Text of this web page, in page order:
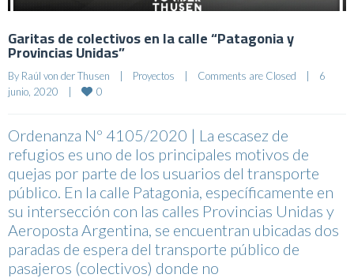
Garitas de colectivos en la calle “Patagonia y
Provincias Unidas”
By Raúl von der Thusen | Proyectos | Comments are Closed |
6
junio, 2020
| 0
Ordenanza Nº 4105/2020 | La escasez de
refugios es uno de los principales motivos de
quejas por parte de los usuarios del transporte
público. En la calle Patagonia, específicamente en
su intersección con las calles Provincias Unidas y
Aeroposta Argentina, se encuentran ubicadas dos
paradas de espera del transporte público de
pasajeros (colectivos) donde no